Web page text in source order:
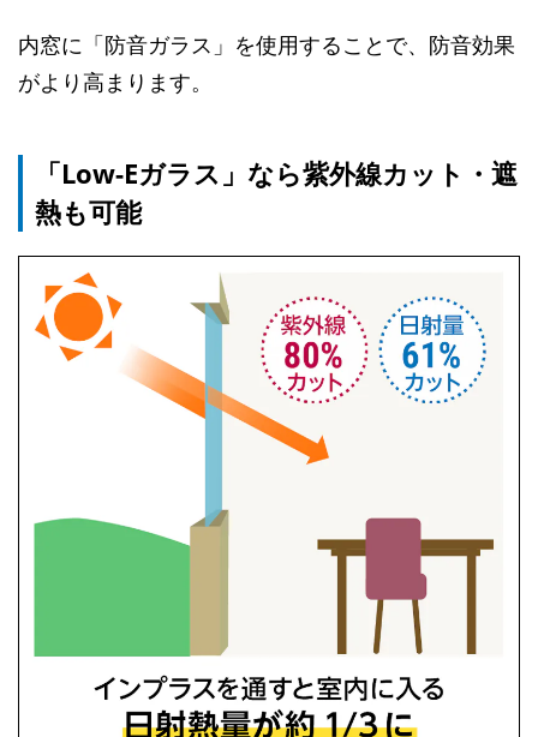
内窓に「防音ガラス」を使用することで、防音効果
がより高まります。
「Low-Eガラス」なら紫外線カット・遮
熱も可能